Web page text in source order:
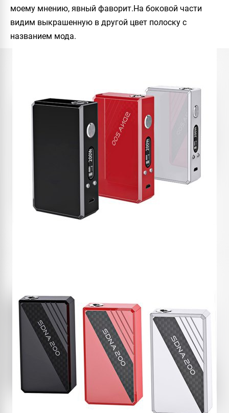
моему мнению, явный фаворит.На боковой части
видим выкрашенную в другой цвет полоску с
названием мода.